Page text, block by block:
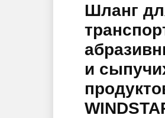
Шланг
и